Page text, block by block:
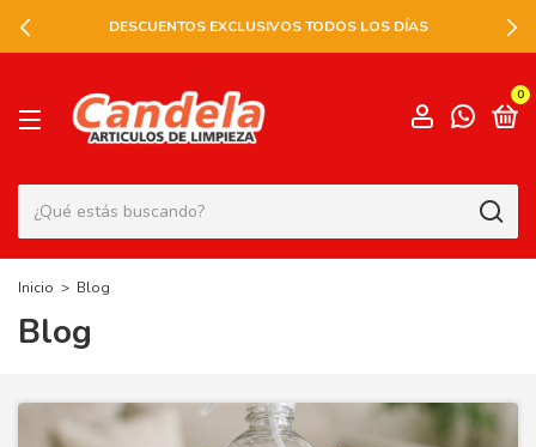
LOS DÍAS SEGUINOS EN
0
Inicio > Blog
Blog